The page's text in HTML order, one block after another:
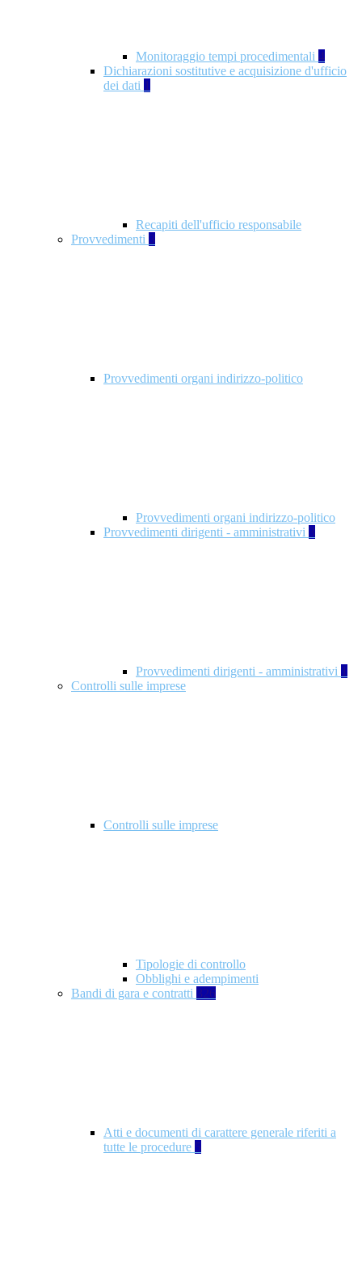
Monitoraggio tempi procedimentali 4
Dichiarazioni sostitutive e acquisizione d'ufficio
dei dati 1
Recapiti dell'ufficio responsabile
Provvedimenti 3
Provvedimenti organi indirizzo-politico
Provvedimenti organi indirizzo-politico
Provvedimenti dirigenti - amministrativi 3
Provvedimenti dirigenti - amministrativi 1
Controlli sulle imprese
Controlli sulle imprese
Tipologie di controllo
Obblighi e adempimenti
Bandi di gara e contratti 326
Atti e documenti di carattere generale riferiti a
tutte le procedure 5